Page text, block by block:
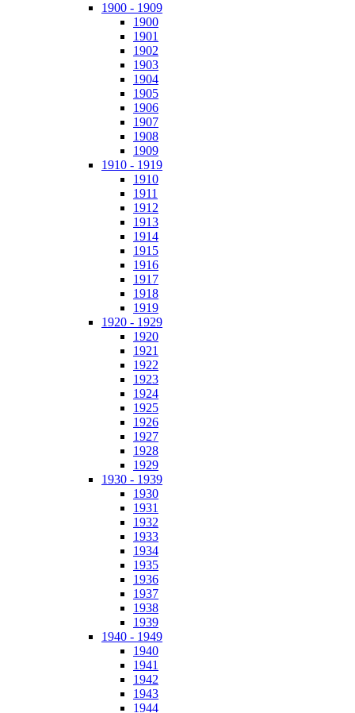
1900 - 1909
1900
1901
1902
1903
1904
1905
1906
1907
1908
1909
1910 - 1919
1910
1911
1912
1913
1914
1915
1916
1917
1918
1919
1920 - 1929
1920
1921
1922
1923
1924
1925
1926
1927
1928
1929
1930 - 1939
1930
1931
1932
1933
1934
1935
1936
1937
1938
1939
1940 - 1949
1940
1941
1942
1943
1944